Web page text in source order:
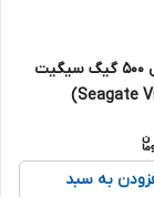
هارد اینترنال 500 گیگ سیگیت
به سبد